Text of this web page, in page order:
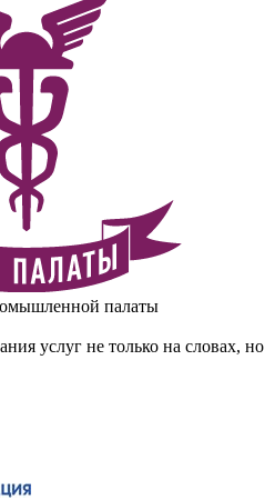
палаты
услуг не только на словах, но